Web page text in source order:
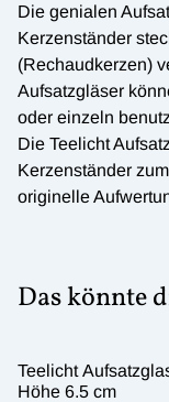
Die genialen
Kerzenständer
(Rechaudkerzen)
Aufsatzgläser
oder einzeln
Die Teelicht
Kerzenständer
originelle
Das könnte
Teelicht
Höhe 6.5 cm